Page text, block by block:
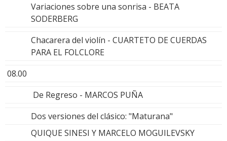
Variaciones sobre una sonrisa - BEATA
SODERBERG
Chacarera del violín - CUARTETO DE CUERDAS
PARA EL FOLCLORE
08.00
De Regreso - MARCOS PUÑA
Dos versiones del clásico: "Maturana"
QUIQUE SINESI Y MARCELO MOGUILEVSKY